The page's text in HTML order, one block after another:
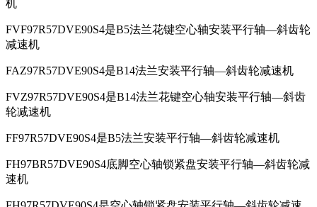
机
FVF97R57DVE90S4是B5法兰花键空心轴安装平行轴—斜齿轮
减速机
FAZ97R57DVE90S4是B14法兰安装平行轴—斜齿轮减速机
FVZ97R57DVE90S4是B14法兰花键空心轴安装平行轴—斜齿
轮减速机
FF97R57DVE90S4是B5法兰安装平行轴—斜齿轮减速机
FH97BR57DVE90S4底脚空心轴锁紧盘安装平行轴—斜齿轮减
速机